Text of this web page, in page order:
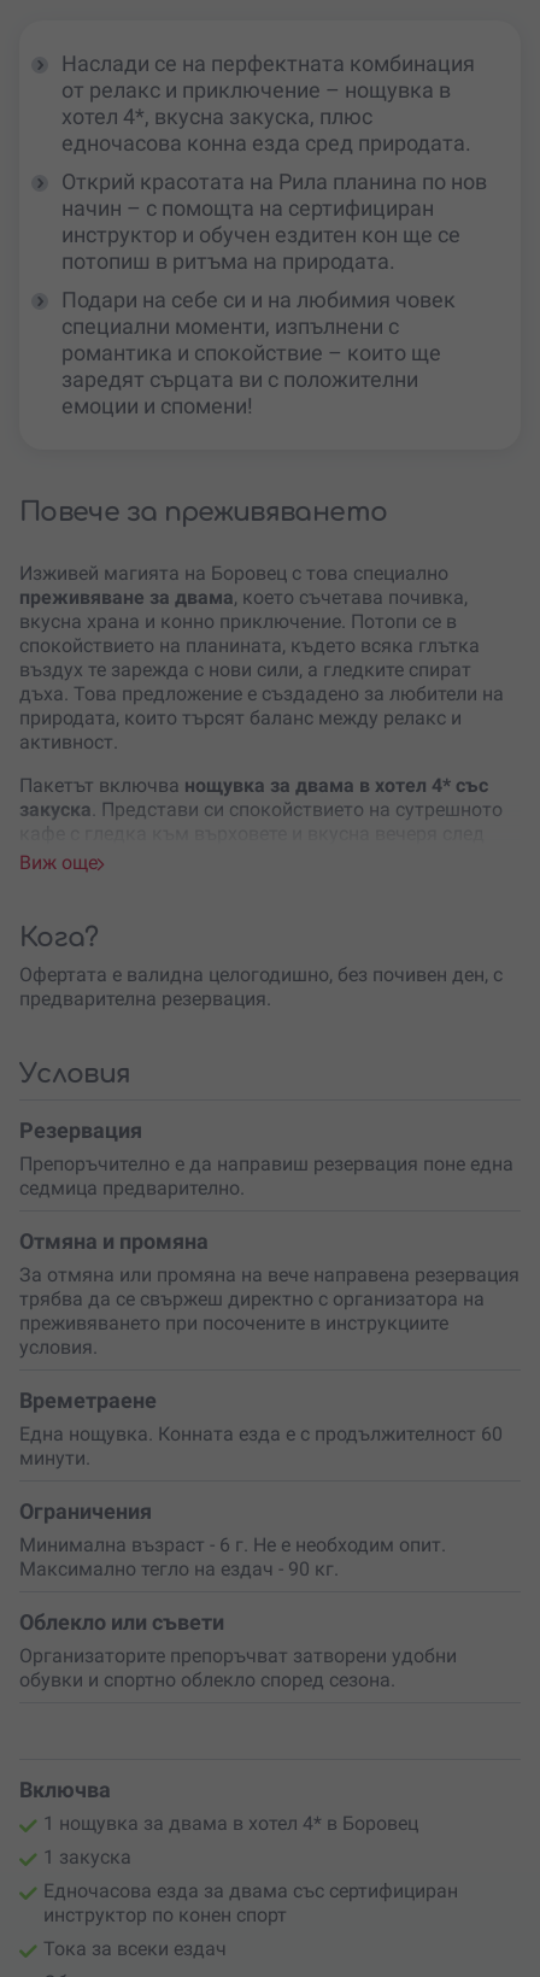
Наслади се на перфектната комбинация
от релакс и приключение – нощувка в
хотел 4*, вкусна закуска, плюс
едночасова конна езда сред природата.
Открий красотата на Рила планина по нов
начин – с помощта на сертифициран
инструктор и обучен ездитен кон ще се
потопиш в ритъма на природата.
Подари на себе си и на любимия човек
специални моменти, изпълнени с
романтика и спокойствие – които ще
заредят сърцата ви с положителни
емоции и спомени!
Повече за преживяването
Изживей магията на Боровец с това специално
преживяване за двама, което съчетава почивка,
вкусна храна и конно приключение. Потопи се в
спокойствието на планината, където всяка глътка
въздух те зарежда с нови сили, а гледките спират
дъха. Това предложение е създадено за любители на
природата, които търсят баланс между релакс и
активност.
Пакетът включва нощувка за двама в хотел 4* със
закуска. Представи си спокойствието на сутрешното
ден, изпълнен с емоции. Но това не е всичко – ще
природата
Ездата е кулминациятана това приключение. С
помощта на сертифициран инструктор ще се качиш на
токи за езда, а инструкторът ще се погрижи да се
опитен или начинаещ ездач
донесе несравнимо усещане за свобода.
Подари си този специален момент или направи
природата и новите емоции!
Виж още
Кога?
Офертата е валидна целогодишно, без почивен ден, с
предварителна резервация.
Условия
Резервация
Препоръчително е да направиш резервация поне една
седмица предварително.
Отмяна и промяна
За отмяна или промяна на вече направена резервация
трябва да се свържеш директно с организатора на
преживяването при посочените в инструкциите
условия.
Времетраене
Една нощувка. Конната езда е с продължителност 60
минути.
Ограничения
Минимална възраст - 6 г. Не е необходим опит.
Максимално тегло на ездач - 90 кг.
Облекло или съвети
Организаторите препоръчват затворени удобни
обувки и спортно облекло според сезона.
Включва
1 нощувка за двама в хотел 4* в Боровец
1 закуска
Едночасова езда за двама със сертифициран
инструктор по конен спорт
Тока за всеки ездач